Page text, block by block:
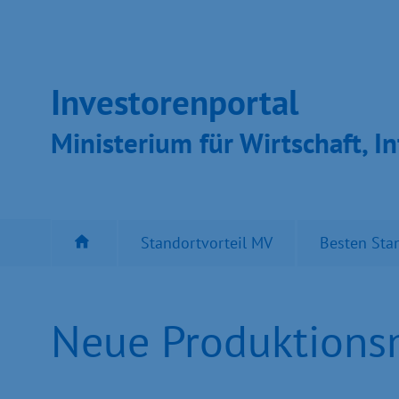
Inves­toren­por­tal
Ministeri­um für Wirt­schaft,
Standortvorteil MV Besten
Neue